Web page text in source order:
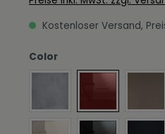
Kostenloser Versand,
Colorauswählen